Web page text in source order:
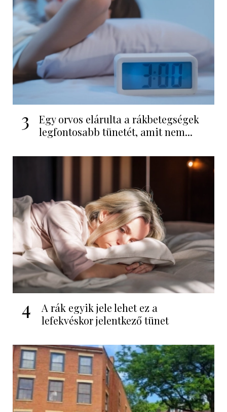
3
Egy orvos elárulta a rákbetegségek
legfontosabb tünetét, amit nem...
4
A rák egyik jele lehet ez a
lefekvéskor jelentkező tünet